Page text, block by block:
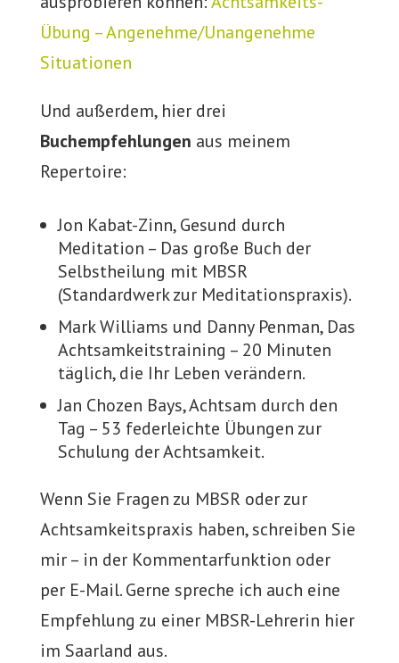
Übung – Angenehme/Unangenehme
Situationen
Und außerdem, hier drei
Buchempfehlungen aus meinem
Repertoire:
Jon Kabat-Zinn, Gesund durch
Meditation – Das große Buch der
Selbstheilung mit MBSR
(Standardwerk zur Meditationspraxis).
Mark Williams und Danny Penman, Das
Achtsamkeitstraining – 20 Minuten
täglich, die Ihr Leben verändern.
Jan Chozen Bays, Achtsam durch den
Tag – 53 federleichte Übungen zur
Schulung der Achtsamkeit.
Wenn Sie Fragen zu MBSR oder zur
Achtsamkeitspraxis haben, schreiben Sie
mir – in der Kommentarfunktion oder
per E-Mail. Gerne spreche ich auch eine
Empfehlung zu einer MBSR-Lehrerin hier
im Saarland aus.